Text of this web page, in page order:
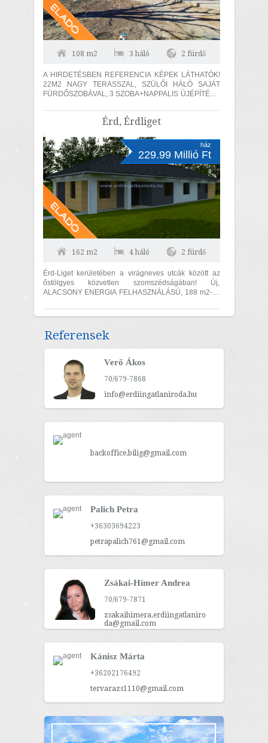
108 m2 3 háló 2 fürdő
A HIRDETÉSBEN REFERENCIA KÉPEK LÁTHATÓK!
22M2 NAGY TERASSZAL, SZÜLŐI HÁLÓ SAJÁT
FÜRDŐSZOBÁVAL, 3 SZOBA+NAPPALIS ÚJÉPÍTÉSŰ
ELADÓ!...
Érd, Érdliget
ház
229.99 Millió Ft
162 m2 4 háló 2 fürdő
Érd-Liget kerületében a virágneves utcák között az
őstölgyes közvetlen szomszédságában! Új,
ALACSONY ENERGIA FELHASZNÁLÁSÚ, 188 m2-es
Referensek
Verő Ákos
70/679-7868
info@erdiingatlaniroda.hu
backoffice.bilig@gmail.com
Palich Petra
+36303694223
petrapalich761@gmail.com
Zsákai-Hímer Andrea
70/679-7871
zsakaihimera.erdiingatlaniro
da@gmail.com
Kánisz Márta
+36202176492
tervarazs1110@gmail.com